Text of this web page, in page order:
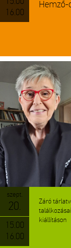
16.00
Hemző-
szept.
20.
15.00
16.00
Záró
kiállításon